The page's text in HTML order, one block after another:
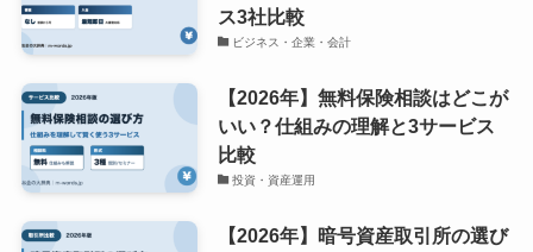
ス3社比較
ビジネス・企業・会計
【2026年】無料保険相談はどこが
いい？仕組みの理解と3サービス
比較
投資・資産運用
【2026年】暗号資産取引所の選び